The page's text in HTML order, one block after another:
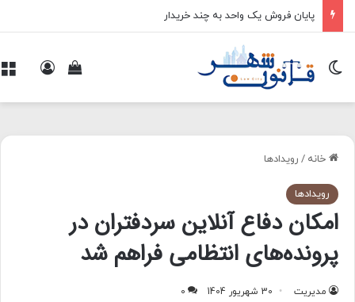
پایان فروش یک واحد به چند خریدار
مشاهده تغییر پوسته
خانه / رویدادها
رویدادها
امکان دفاع آنلاین سردفتران در
پرونده‌های انتظامی فراهم شد
مدیریت 30 شهریور 1404 0